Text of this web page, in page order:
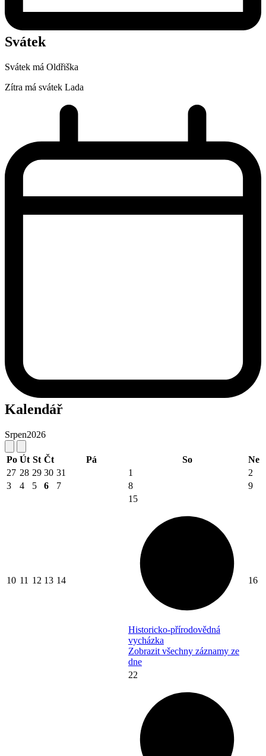
Svátek
Svátek má Oldřiška
Zítra má svátek Lada
Kalendář
Srpen2026
Po Út St Čt Pá So
Ne
27 28 29 30 31 1
2
3
4 5 6 7 8 9
10 11 12 13 14
15
Historicko-přírodovědná
vycházka
Zobrazit všechny záznamy ze
dne
16
22